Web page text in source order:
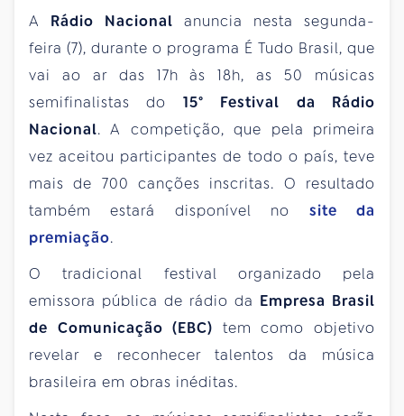
A Rádio Nacional anuncia nesta segunda-
feira (7), durante o programa É Tudo Brasil, que
vai ao ar das 17h às 18h, as 50 músicas
semifinalistas do 15° Festival da Rádio
Nacional. A competição, que pela primeira
vez aceitou participantes de todo o país, teve
mais de 700 canções inscritas. O resultado
também estará disponível no site da
premiação.
O tradicional festival organizado pela
emissora pública de rádio da Empresa Brasil
de Comunicação (EBC) tem como objetivo
revelar e reconhecer talentos da música
brasileira em obras inéditas.